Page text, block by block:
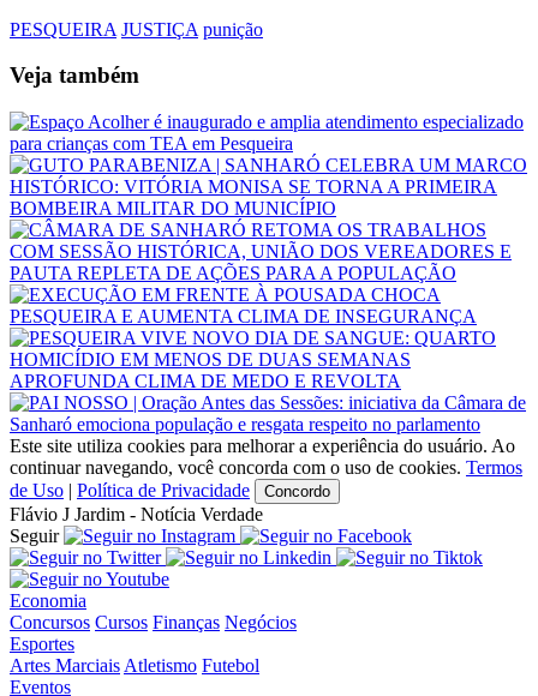
PESQUEIRA JUSTIÇA punição
Veja também
Este site utiliza cookies para melhorar a experiência do usuário. Ao
continuar navegando, você concorda com o uso de cookies. Termos
de Uso | Política de Privacidade Concordo
Flávio J Jardim - Notícia Verdade
Seguir
Economia
Concursos Cursos Finanças Negócios
Esportes
Artes Marciais Atletismo Futebol
Eventos